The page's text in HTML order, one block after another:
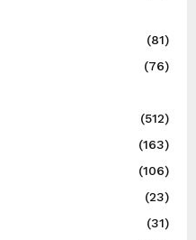
(81)
(76)
(512)
(163)
(106)
(23)
(31)